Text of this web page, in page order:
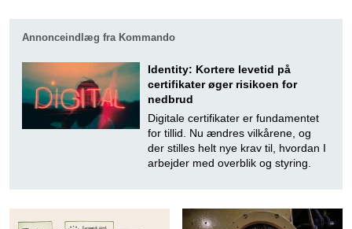
Annonceindlæg fra Kommando
Identity: Kortere levetid på
certifikater øger risikoen for
nedbrud
Digitale certifikater er fundamentet
for tillid. Nu ændres vilkårene, og
der stilles helt nye krav til, hvordan I
arbejder med overblik og styring.